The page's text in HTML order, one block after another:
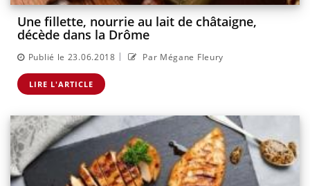
Une fillette, nourrie au lait de châtaigne,
décède dans la Drôme
Publié le 23.06.2018 | Par Mégane Fleury
LIRE L'ARTICLE